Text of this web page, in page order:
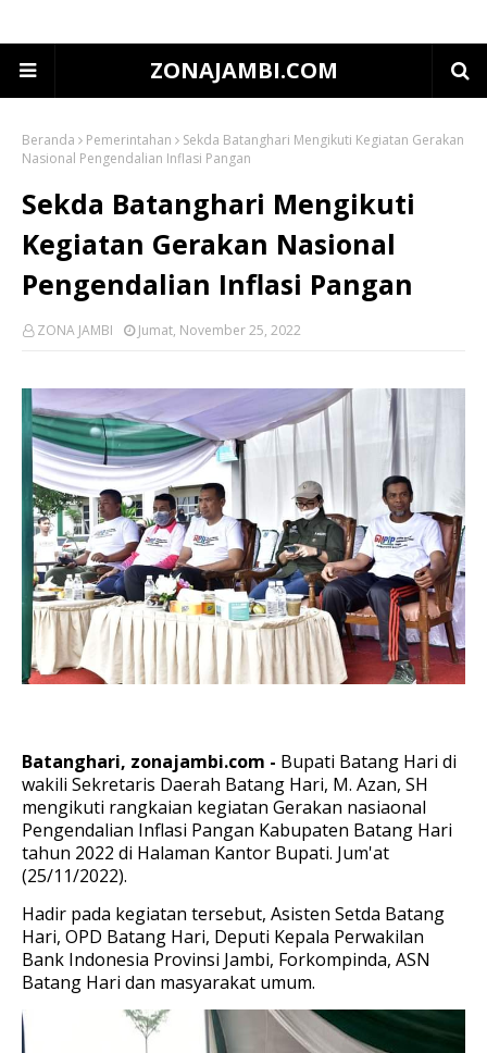
ZONAJAMBI.COM
Beranda Pemerintahan
Sekda Batanghari Mengikuti Kegiatan Gerakan
Nasional Pengendalian Inflasi Pangan
Sekda Batanghari Mengikuti
Kegiatan Gerakan Nasional
Pengendalian Inflasi Pangan
ZONA JAMBI Jumat, November 25, 2022
Batanghari, zonajambi.com - Bupati Batang Hari di
wakili Sekretaris Daerah Batang Hari, M. Azan, SH
mengikuti rangkaian kegiatan Gerakan nasiaonal
Pengendalian Inflasi Pangan Kabupaten Batang Hari
tahun 2022 di Halaman Kantor Bupati. Jum'at
(25/11/2022).
Hadir pada kegiatan tersebut, Asisten Setda Batang
Hari, OPD Batang Hari, Deputi Kepala Perwakilan
Bank Indonesia Provinsi Jambi, Forkompinda, ASN
Batang Hari dan masyarakat umum.